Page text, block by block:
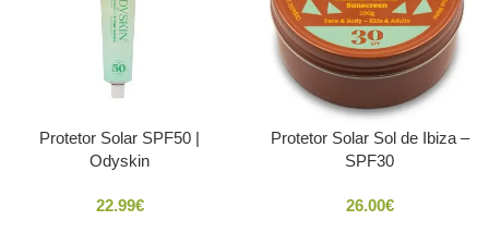
Protetor Solar SPF50 |
Odyskin
22.99€
Protetor Solar Sol de Ibiza –
SPF30
26.00€